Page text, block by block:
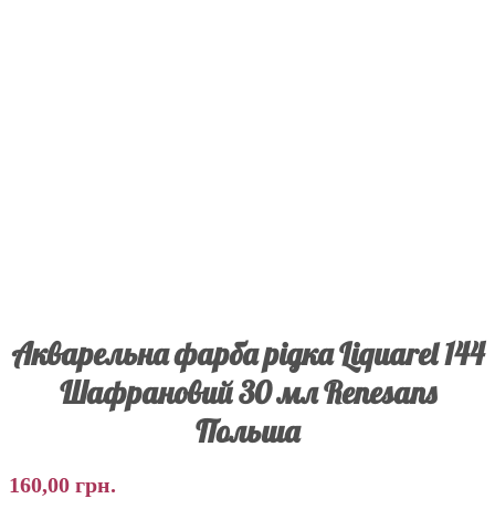
Акварельна фарба рідка Liquarel 144
Шафрановий 30 мл Renesans
Польша
160,00 грн.